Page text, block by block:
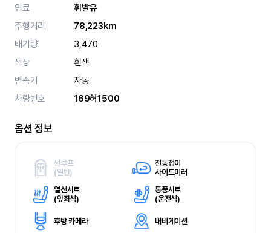
연료
휘발유
주행거리
78,223km
배기량
3,470
색상
흰색
변속기
자동
차량번호
169허1500
옵션 정보
썬루프
(일반)
전동접이
사이드미러
열선시트
(앞좌석)
통풍시트
(운전석)
후방 카메라 내비게이션